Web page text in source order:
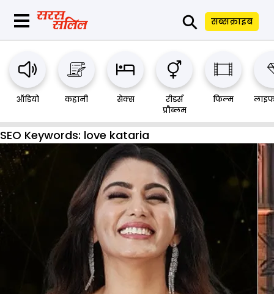
⚲ सब्सक्राइब
ऑडियो कहानी सेक्स
रीडर्स
प्रौब्लम
फिल्म
SEO Keywords: love kataria